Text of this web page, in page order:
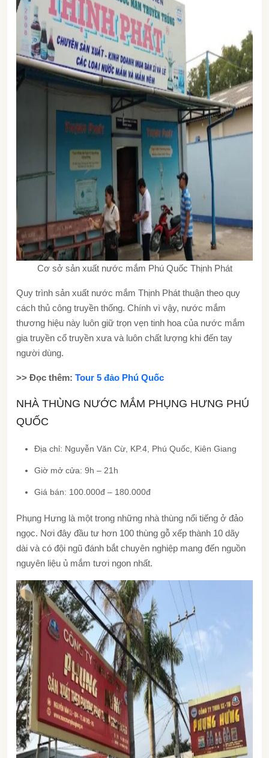
Cơ sở sản xuất nước mắm Phú Quốc Thịnh Phát
Quy trình sản xuất nước mắm Thịnh Phát thuận theo quy
cách thủ công truyền thống. Chính vì vậy, nước mắm
thương hiệu này luôn giữ trọn vẹn tinh hoa của nước mắm
gia truyền cổ truyền xưa và luôn chất lượng khi đến tay
người dùng.
>> Đọc thêm: Tour 5 đảo Phú Quốc
NHÀ THÙNG NƯỚC MẮM PHỤNG HƯNG PHÚ
QUỐC
Địa chỉ: Nguyễn Văn Cừ, KP.4, Phú Quốc, Kiên Giang
Giờ mở cửa: 9h – 21h
Giá bán: 100.000đ – 180.000đ
Phụng Hưng là một trong những nhà thùng nổi tiếng ở đảo
ngọc. Nơi đây đầu tư hơn 100 thùng gỗ xếp thành 10 dãy
dài và có đội ngũ đánh bắt chuyên nghiệp mang đến nguồn
nguyên liệu ủ mắm tươi ngon nhất.